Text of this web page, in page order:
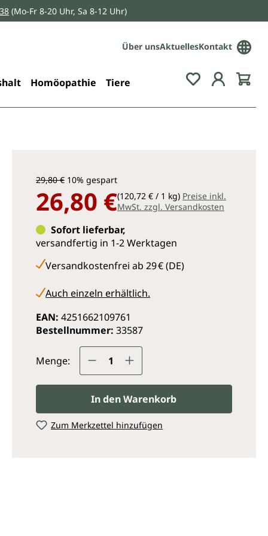
(Mo-Fr 8-20 Uhr, Sa 8-12 Uhr)
Über unsAktuellesKontakt
Homöopathie Tiere Du hast 0
29,80 € 10% gespart
26,80 €(120,72 € / 1 kg) Preise inkl.
MwSt. zzgl. Versandkosten
Sofort lieferbar,
versandfertig in 1-2 Werktagen
Versandkostenfrei ab 29 € (DE)
Auch einzeln erhältlich.
EAN: 4251662109761
Bestellnummer: 33587
Menge: Produkt Anzahl: Gib den
In den Warenkorb
Zum Merkzettel hinzufügen